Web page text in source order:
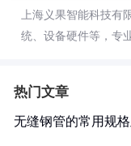
上海义果智能科技有
统、设备硬件等，专
热门文章
无缝钢管的常用规